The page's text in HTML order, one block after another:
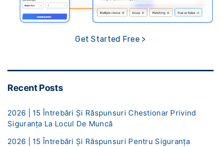
Get Started Free >
Recent Posts
2026 | 15 Întrebări Și Răspunsuri Chestionar Privind
Siguranța La Locul De Muncă
2026 | 15 Întrebări Și Răspunsuri Pentru Siguranța